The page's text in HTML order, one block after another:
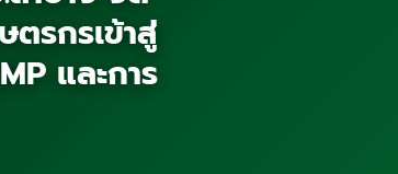
รกรเข้าสู่
และการ